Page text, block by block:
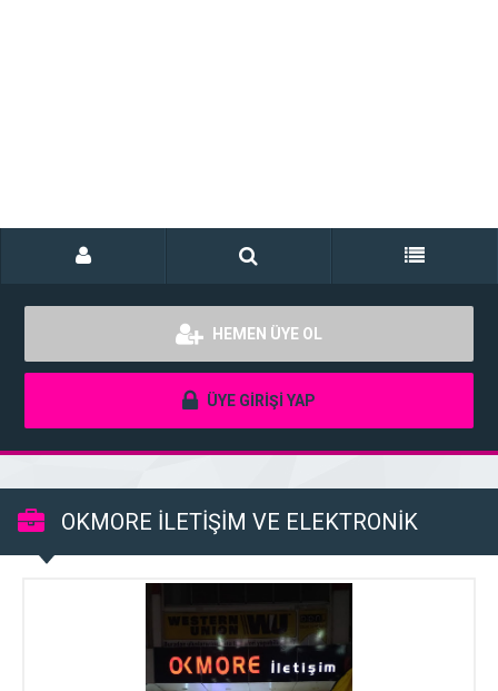
HEMEN ÜYE OL
ÜYE GİRİŞİ YAP
OKMORE İLETİŞİM VE ELEKTRONİK